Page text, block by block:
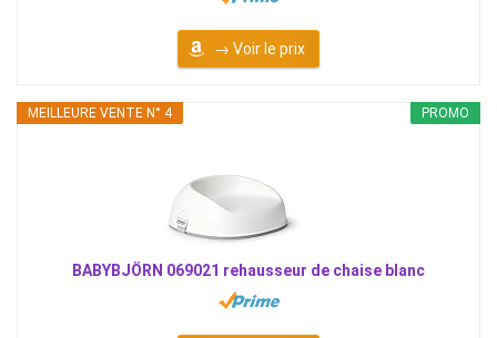
→ Voir le prix
PROMO
MEILLEURE VENTE N° 4
BABYBJÖRN 069021 rehausseur de chaise blanc